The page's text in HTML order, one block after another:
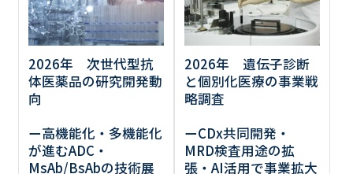
調査の種類で選ぶ
リセット 検索する
2026年 次世代型抗
体医薬品の研究開発動
向
ー高機能化・多機能化
が進むADC・
MsAb/BsAbの技術展
2026年 遺伝子診断
と個別化医療の事業戦
略調査
ーCDx共同開発・
MRD検査用途の拡
張・AI活用で事業拡大